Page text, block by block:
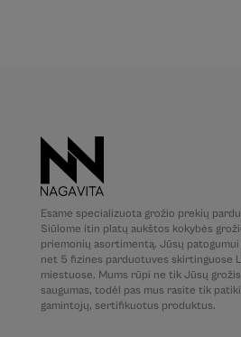
Esame specializuota grožio prekių
Siūlome itin platų aukštos kokybės
priemonių asortimentą. Jūsų
net 5 fizines parduotuves skirtinguose
miestuose. Mums rūpi ne tik Jūsų
saugumas, todėl pas mus rasite tik
gamintojų, sertifikuotus produktus.